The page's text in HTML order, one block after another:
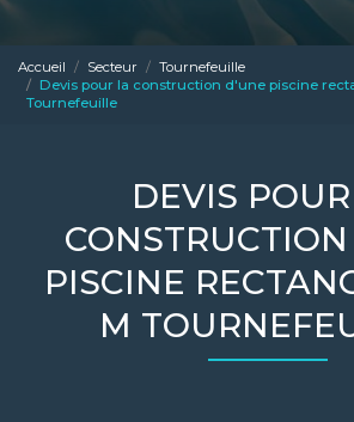
Accueil Secteur
Tournefeuille
Devis pour la construction d'une piscine
Tournefeuille
DEVIS
PISCINE
M